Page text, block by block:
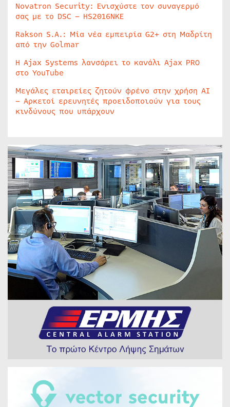
Novatron Security: Ενισχύστε τον συναγερμό
σας με το DSC – HS2016NKE
Rakson S.A.: Μία νέα εμπειρία G2+ στη Μαδρίτη
από την Golmar
Η Ajax Systems λανσάρει το κανάλι Ajax PRO
στο YouTube
Μεγάλες εταιρείες ζητούν φρένο στην χρήση AI
– Αρκετοί ερευνητές προειδοποιούν για τους
κινδύνους που υπάρχουν